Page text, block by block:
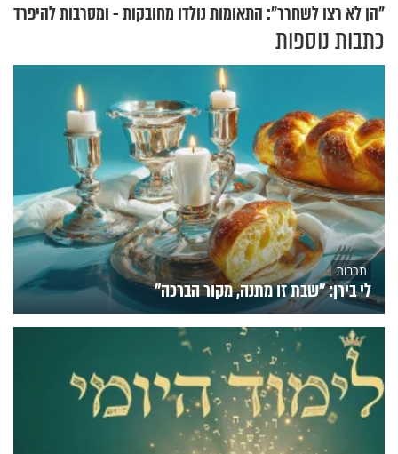
"הן לא רצו לשחרר": התאומות נולדו מחובקות - ומסרבות להיפרד
כתבות נוספות
תרבות
לי בירן: "שבת זו מתנה, מקור הברכה"